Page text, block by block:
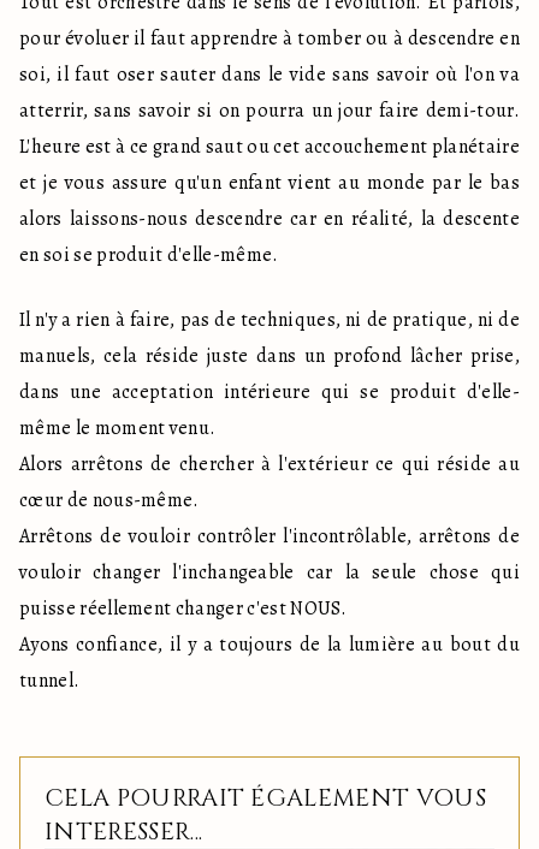
pour évoluer il faut apprendre à tomber ou à descendre en
soi, il faut oser sauter dans le vide sans savoir où l'on va
atterrir, sans savoir si on pourra un jour faire demi-tour.
L'heure est à ce grand saut ou cet accouchement planétaire
et je vous assure qu'un enfant vient au monde par le bas
alors laissons-nous descendre car en réalité, la descente
en soi se produit d'elle-même.
Il n'y a rien à faire, pas de techniques, ni de pratique, ni de
manuels, cela réside juste dans un profond lâcher prise,
dans une acceptation intérieure qui se produit d'elle-
même le moment venu.
Alors arrêtons de chercher à l'extérieur ce qui réside au
cœur de nous-même.
Arrêtons de vouloir contrôler l'incontrôlable, arrêtons de
vouloir changer l'inchangeable car la seule chose qui
puisse réellement changer c'est NOUS.
Ayons confiance, il y a toujours de la lumière au bout du
tunnel.
CELA POURRAIT ÉGALEMENT VOUS
INTERESSER...